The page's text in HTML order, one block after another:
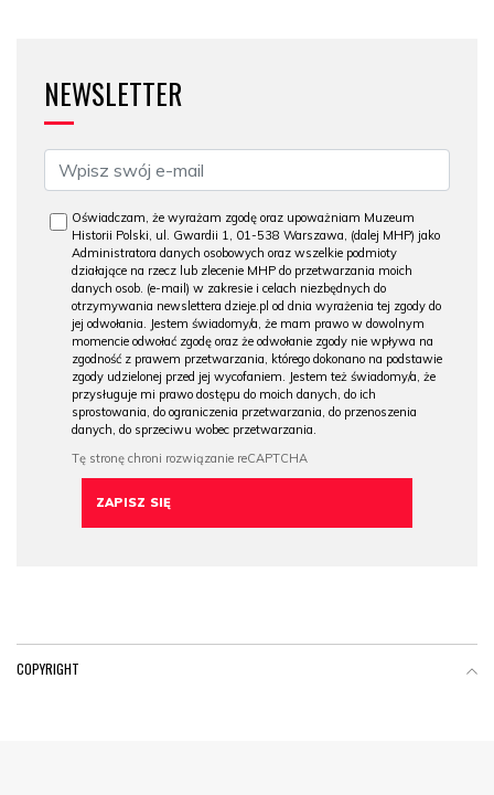
NEWSLETTER
Oświadczam, że wyrażam zgodę oraz upoważniam Muzeum
Historii Polski, ul. Gwardii 1, 01-538 Warszawa, (dalej MHP) jako
Administratora danych osobowych oraz wszelkie podmioty
działające na rzecz lub zlecenie MHP do przetwarzania moich
danych osob. (e-mail) w zakresie i celach niezbędnych do
otrzymywania newslettera dzieje.pl od dnia wyrażenia tej zgody do
jej odwołania. Jestem świadomy/a, że mam prawo w dowolnym
momencie odwołać zgodę oraz że odwołanie zgody nie wpływa na
zgodność z prawem przetwarzania, którego dokonano na podstawie
zgody udzielonej przed jej wycofaniem. Jestem też świadomy/a, że
przysługuje mi prawo dostępu do moich danych, do ich
sprostowania, do ograniczenia przetwarzania, do przenoszenia
danych, do sprzeciwu wobec przetwarzania.
COPYRIGHT